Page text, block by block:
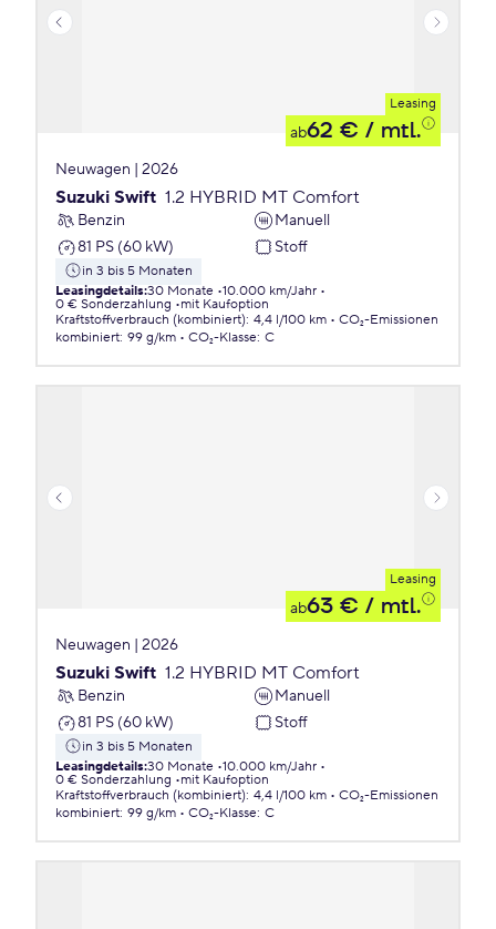
Leasing
ab62 € / mtl.
Neuwagen | 2026
Suzuki Swift 1.2 HYBRID MT Comfort
Benzin
Manuell
81 PS (60 kW)
Stoff
in 3 bis 5 Monaten
Leasingdetails:30 Monate 10.000 km/Jahr
0 € Sonderzahlung
mit Kaufoption
Kraftstoffverbrauch (kombiniert): 4,4 l/100 km
CO₂-Emissionen
kombiniert: 99 g/km CO₂-Klasse: C
Leasing
ab63 € / mtl.
Neuwagen | 2026
Suzuki Swift 1.2 HYBRID MT Comfort
Benzin
Manuell
81 PS (60 kW)
Stoff
in 3 bis 5 Monaten
Leasingdetails:30 Monate 10.000 km/Jahr
0 € Sonderzahlung
mit Kaufoption
Kraftstoffverbrauch (kombiniert): 4,4 l/100 km
CO₂-Emissionen
kombiniert: 99 g/km CO₂-Klasse: C